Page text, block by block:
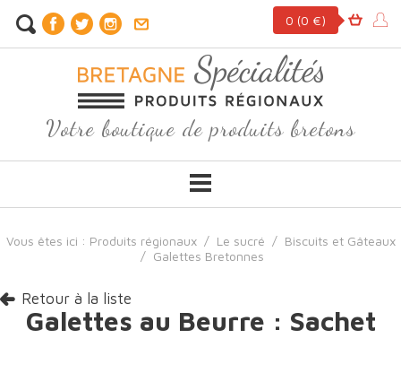
Votre boutique de produits bretons
0 (0 €)
Vous êtes ici : Produits régionaux/ Le sucré / Biscuits et Gâteaux
/ Galettes Bretonnes
Retour à la liste
Galettes au Beurre : Sachet